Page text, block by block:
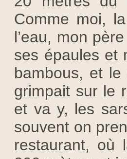
Comme moi,
l’eau, mon
ses épaules et
bambous, et
grimpait sur le
et va y, les
souvent on
restaurant, où